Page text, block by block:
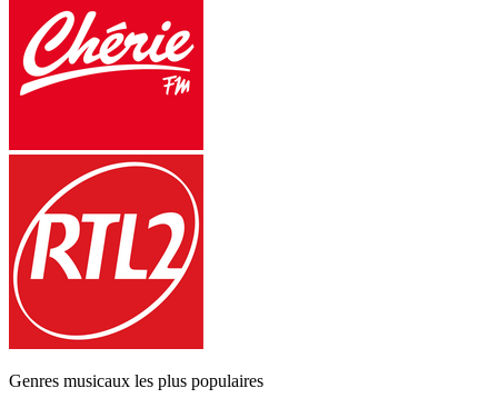
Genres musicaux les plus populaires